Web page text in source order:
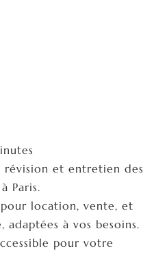
révision et entretien des
Paris.
location, vente, et
à vos besoins.
pour votre